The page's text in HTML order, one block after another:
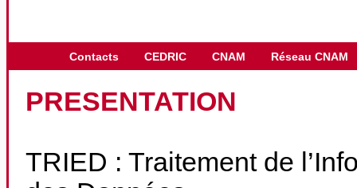
Contacts CEDRIC CNAM Réseau CNAM
PRESENTATION
TRIED : Traitement de